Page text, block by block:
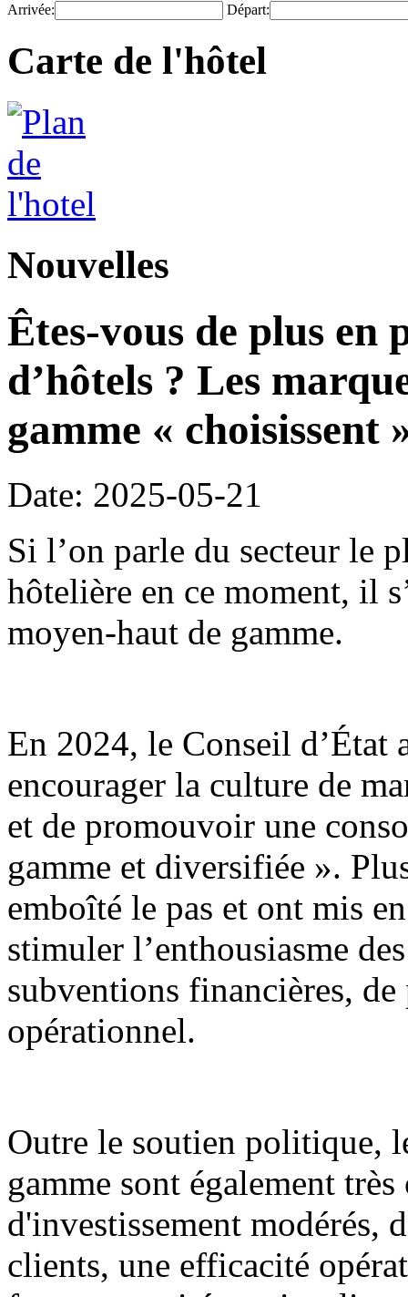
Arrivée: Départ:
Carte de l'hôtel
Nouvelles
Êtes-vous de plus en
d’hôtels ? Les
gamme « choisissent
Date: 2025-05-21
Si l’on parle du secteur le
hôtelière en ce moment, il
moyen-haut de gamme.
En 2024, le Conseil d’État
encourager la culture de
et de promouvoir une
gamme et diversifiée ».
emboîté le pas et ont mis
stimuler l’enthousiasme
subventions financières,
opérationnel.
Outre le soutien politique,
gamme sont également
d'investissement modérés,
clients, une efficacité